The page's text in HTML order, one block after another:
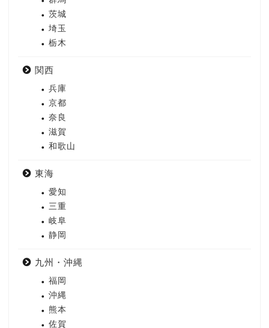
茨城
埼玉
栃木
関西
兵庫
京都
奈良
滋賀
和歌山
東海
愛知
三重
岐阜
静岡
九州・沖縄
福岡
沖縄
熊本
佐賀